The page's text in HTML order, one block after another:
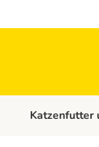
Kategorie-
Katzenfutter